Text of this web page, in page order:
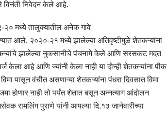
विनंती निवेदन केले आहे.
२० मध्ये तालुक्यातील अनेक गावे
आले, २०२०-२१ मध्ये झालेल्या अतिवृष्टीमुळे शेतकऱ्यांना
झालेल्या नुकसानीचे पंचनामे केले आणि सरसकट मदत
केला आहे आणि ज्यांनी केला नाही या दोन्ही शेतकऱ्यांना पीक
पासून वंचीत असणाऱ्या शेतकऱ्यांना पंधरा दिवसात विमा
होणार नाही तो पर्यंत शेतात बसून अन्नत्याग आंदोलन
रामलिंग पुराणे यांनी आपल्या दि.१३ जानेवारीच्या